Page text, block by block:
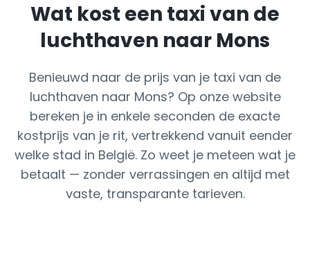
Wat kost een taxi van de
luchthaven naar Mons
Benieuwd naar de prijs van je taxi van de
luchthaven naar Mons? Op onze website
bereken je in enkele seconden de exacte
kostprijs van je rit, vertrekkend vanuit eender
welke stad in België. Zo weet je meteen wat je
betaalt — zonder verrassingen en altijd met
vaste, transparante tarieven.